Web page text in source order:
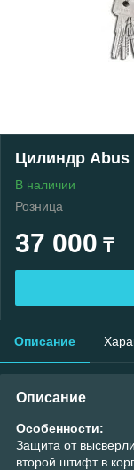
Цилиндр Abus
В наличии
Розница
37 000 ₸
Описание
Описание
Особенности:
Защита от
второй штифт в